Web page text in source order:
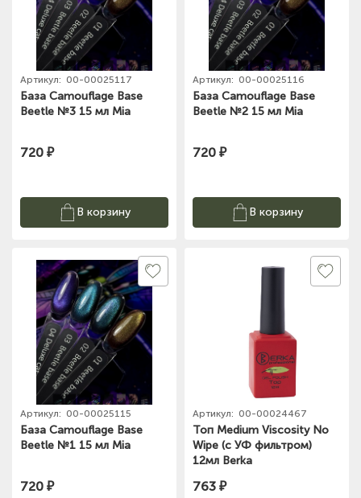
Артикул: 00-00025117
База Camouflage Base
Beetle №3 15 мл Mia
720 ₽
В корзину
Артикул: 00-00025116
База Camouflage Base
Beetle №2 15 мл Mia
720 ₽
В корзину
Артикул: 00-00025115
База Camouflage Base
Beetle №1 15 мл Mia
720 ₽
Артикул: 00-00024467
Топ Medium Viscosity No
Wipe (с УФ фильтром)
12мл Berka
763 ₽